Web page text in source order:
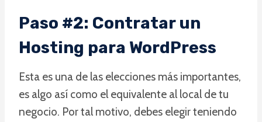
Paso #2: Contratar un
Hosting para WordPress
Esta es una de las elecciones más importantes,
es algo así como el equivalente al local de tu
negocio. Por tal motivo, debes elegir teniendo